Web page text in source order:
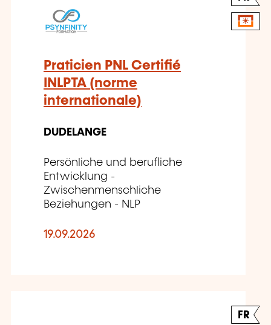
Praticien PNL Certifié
INLPTA (norme
internationale)
DUDELANGE
Persönliche und berufliche
Entwicklung -
Zwischenmenschliche
Beziehungen - NLP
19.09.2026
FR